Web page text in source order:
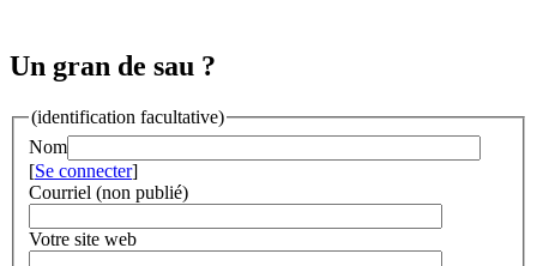
Un gran de sau ?
(identification facultative)
Nom
[Se connecter]
Courriel (non publié)
Votre site web